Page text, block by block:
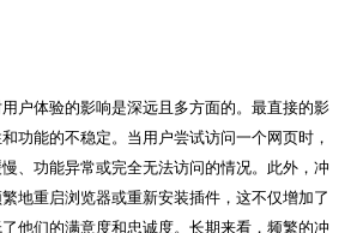
户体验的影响是深远且多方面的。最直接的影
功能的不稳定。当用户尝试访问一个网页时，
、功能异常或完全无法访问的情况。此外，冲
地重启浏览器或重新安装插件，这不仅增加了
他们的满意度和忠诚度。长期来看，频繁的冲